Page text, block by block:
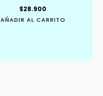
$28.900
AÑADIR AL CARRITO